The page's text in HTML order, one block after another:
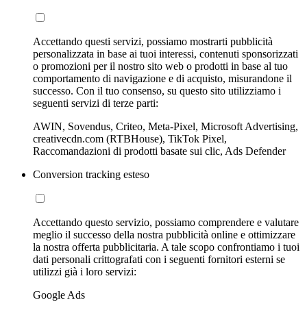
Accettando questi servizi, possiamo mostrarti pubblicità
personalizzata in base ai tuoi interessi, contenuti sponsorizzati
o promozioni per il nostro sito web o prodotti in base al tuo
comportamento di navigazione e di acquisto, misurandone il
successo. Con il tuo consenso, su questo sito utilizziamo i
seguenti servizi di terze parti:
AWIN, Sovendus, Criteo, Meta-Pixel, Microsoft Advertising,
creativecdn.com (RTBHouse), TikTok Pixel,
Raccomandazioni di prodotti basate sui clic, Ads Defender
Conversion tracking esteso
Accettando questo servizio, possiamo comprendere e valutare
meglio il successo della nostra pubblicità online e ottimizzare
la nostra offerta pubblicitaria. A tale scopo confrontiamo i tuoi
dati personali crittografati con i seguenti fornitori esterni se
utilizzi già i loro servizi:
Google Ads